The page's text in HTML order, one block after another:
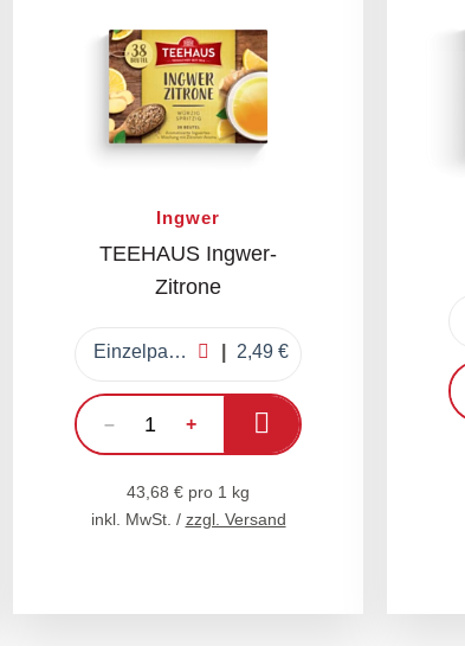
Ingwer
TEEHAUS Ingwer-
Zitrone
Einzelpackung 2,49 €
– +
In den Warenkorb
43,68 € pro 1 kg
inkl. MwSt. / zzgl. Versand